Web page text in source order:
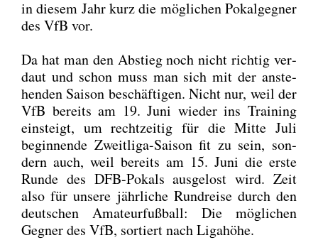
in die­sem Jahr kurz die mög­li­chen Pokal­geg­ner
des VfB vor.
Da hat man den Abstieg noch nicht rich­tig ver­
daut und schon muss man sich mit der anste­
hen­den Sai­son beschäf­ti­gen. Nicht nur, weil der
VfB bereits am 19. Juni wie­der ins Trai­ning
ein­steigt, um recht­zei­tig für die Mit­te Juli
begin­nen­de Zweit­li­ga-Sai­son fit zu sein, son­
dern auch, weil bereits am 15. Juni die ers­te
Run­de des DFB-Pokals aus­ge­lost wird. Zeit
also für unse­re jähr­li­che Rund­rei­se durch den
deut­schen Ama­teur­fuß­ball: Die mög­li­chen
Geg­ner des VfB, sor­tiert nach Liga­hö­he.